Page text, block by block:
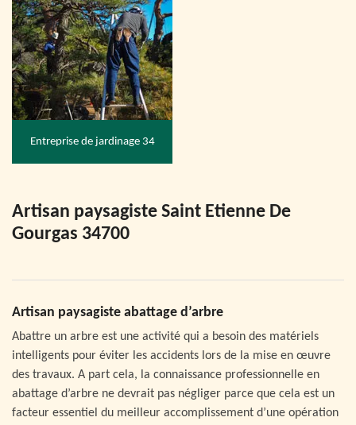
Entreprise de jardinage 34
Artisan paysagiste Saint Etienne De
Gourgas 34700
Artisan paysagiste abattage d’arbre
Abattre un arbre est une activité qui a besoin des matériels
intelligents pour éviter les accidents lors de la mise en œuvre
des travaux. A part cela, la connaissance professionnelle en
abattage d’arbre ne devrait pas négliger parce que cela est un
facteur essentiel du meilleur accomplissement d’une opération